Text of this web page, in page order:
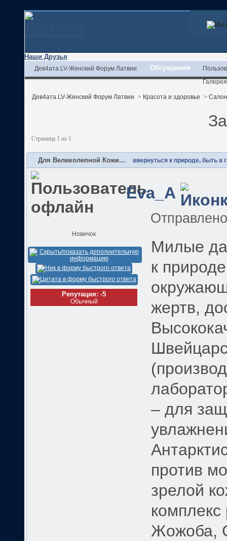
Наши Друзья
Дев4ата.LV-Женский Форум Латвии Обсуждения
Галерея
Дев4ата.LV-Женский Форум Латвии > Красота и здоровье >
Страница 1 из 1
Для Великолепной Кожи… ввернуться к природе, быть в
Eva_A
Новичок
Репутация: -5
Обычный
Милые
к
жертв,
– для
против
зрелой
Жожоба,